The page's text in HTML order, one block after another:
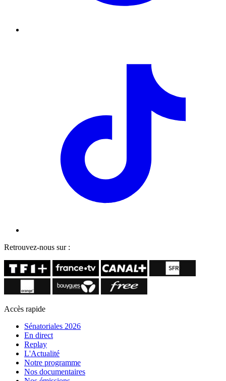
Retrouvez-nous sur :
Accès rapide
Sénatoriales 2026
En direct
Replay
L'Actualité
Notre programme
Nos documentaires